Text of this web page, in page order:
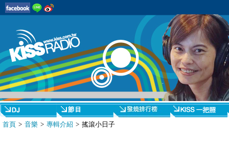
首頁 > 音樂 > 專輯介紹 > 搖滾小日子